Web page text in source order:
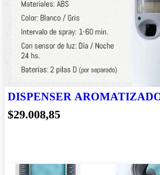
DISPENSER
$29.008,85